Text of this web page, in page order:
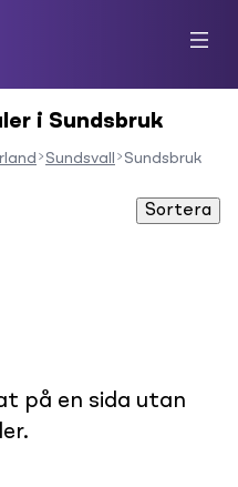
i Sundsbruk
Sundsvall Sundsbruk
Sortera
på en sida utan